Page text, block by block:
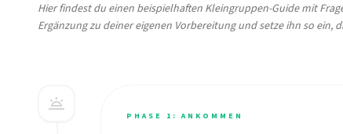
Hier findest du einen beispielhaften Kleingruppen-Guide mit
Ergänzung zu deiner eigenen Vorbereitung und setze ihn so ein,
wb_twilight
PHASE 1: ANKOMMEN